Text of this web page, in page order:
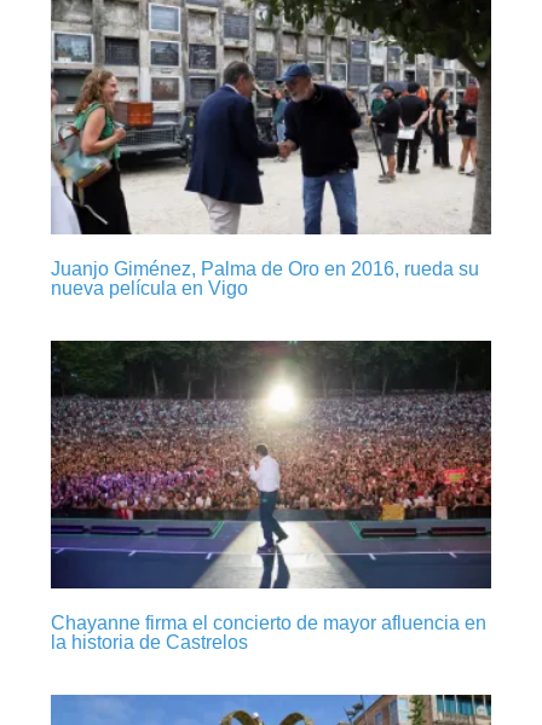
Juanjo Giménez, Palma de Oro en 2016, rueda su
nueva película en Vigo
Chayanne firma el concierto de mayor afluencia en
la historia de Castrelos